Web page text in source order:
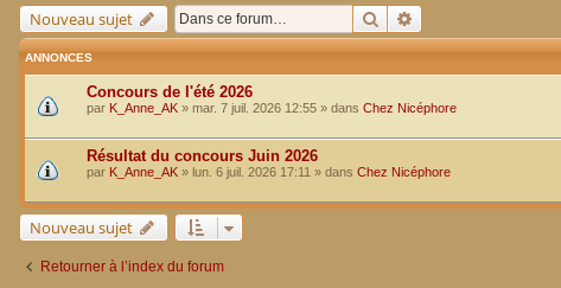
Nouveau sujet Rechercher
ANNONCES
Concours de l'été 2026
par K_Anne_AK » mar. 7 juil. 2026 12:55 » dans Chez Nicéphore
Résultat du concours Juin 2026
par K_Anne_AK » lun. 6 juil. 2026 17:11 » dans Chez Nicéphore
Nouveau sujet
Retourner à l’index du forum